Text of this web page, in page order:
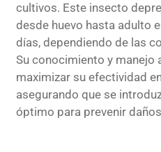
cultivos. Este insecto
desde huevo hasta adulto
días, dependiendo de las
Su conocimiento y manejo
maximizar su efectividad
asegurando que se
óptimo para prevenir